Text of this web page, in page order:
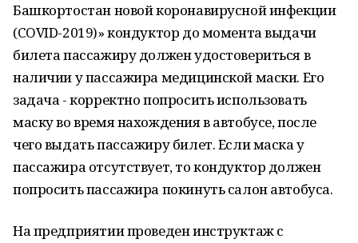
Башкортостан новой коронавирусной инфекции
(COVID-2019)» кондуктор до момента выдачи
билета пассажиру должен удостовериться в
наличии у пассажира медицинской маски. Его
задача - корректно попросить использовать
маску во время нахождения в автобусе, после
чего выдать пассажиру билет. Если маска у
пассажира отсутствует, то кондуктор должен
попросить пассажира покинуть салон автобуса.
На предприятии проведен инструктаж с